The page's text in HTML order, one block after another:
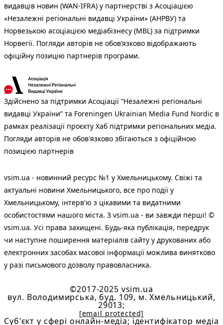
видавців новин (WAN-IFRA) у партнерстві з Асоціацією
«Незалежні регіональні видавці України» (АНРВУ) та
Норвезькою асоціацією медіабізнесу (MBL) за підтримки
Норвегії. Погляди авторів не обов’язково відображають
офіційну позицію партнерів програми.
Здійснено за підтримки Асоціації “Незалежні регіональні
видавці України” та Foreningen Ukrainian Media Fund Nordic в
рамках реалізації проєкту Хаб підтримки регіональних медіа.
Погляди авторів не обов'язково збігаються з офіційною
позицією партнерів
vsim.ua - новинний ресурс №1 у Хмельницькому. Свіжі та
актуальні новини Хмельницького, все про події у
Хмельницькому, інтерв'ю з цікавими та видатними
особистостями нашого міста. З vsim.ua - ви завжди перші! ©
vsim.ua. Усі права захищені. Будь-яка публiкацiя, передрук
чи наступне поширення матеріалів сайту у друкованих або
електронних засобах масової інформації можлива винятково
у разі письмового дозволу правовласника.
©2017-2025 vsim.ua
вул. Володимирська, буд. 109, м. Хмельницький,
29013;
[email protected]
Cуб'єкт у сфері онлайн-медіа; ідентифікатор медіа